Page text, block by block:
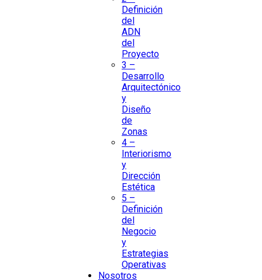
Definición
del
ADN
del
Proyecto
3 –
Desarrollo
Arquitectónico
y
Diseño
de
Zonas
4 –
Interiorismo
y
Dirección
Estética
5 –
Definición
del
Negocio
y
Estrategias
Operativas
Nosotros